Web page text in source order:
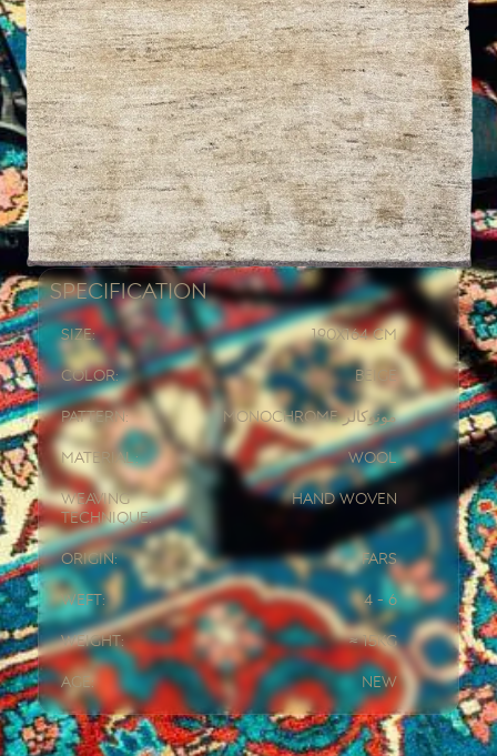
Specification
Size: 164 CM
190x
Color: Beige
Pattern: Monochrome مونوکالر
Material: Wool
Weaving
Technique:
Hand woven
Origin: Fars
Weft: 4 - 6
Weight: ≈ 15kg
Age: New